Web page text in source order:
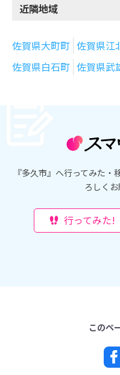
近隣地域
佐賀県大町町 佐賀県江
佐賀県白石町 佐賀県武
『多久市』へ行ってみた
ろしく
行ってみた!
このペ